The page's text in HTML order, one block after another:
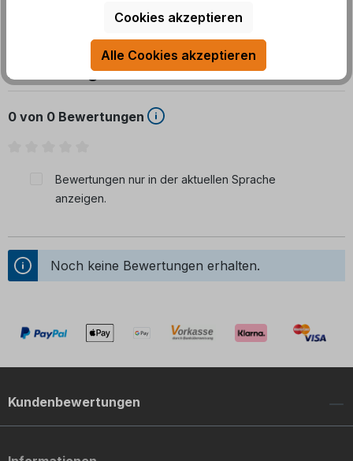
Bewertungen
0 von 0 Bewertungen
Bewertungen nur in der aktuellen Sprache
anzeigen.
Noch keine Bewertungen erhalten.
Kundenbewertungen
Cookies akzeptieren
Alle Cookies akzeptieren